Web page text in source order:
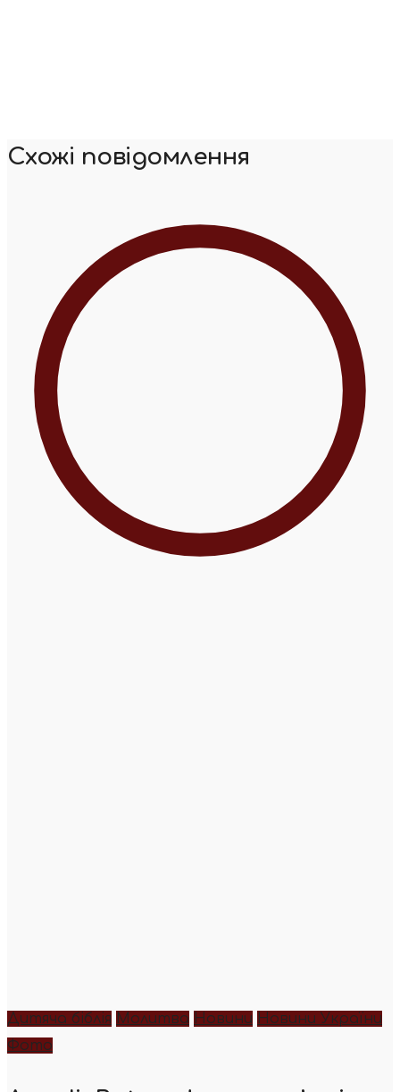
Схожі повідомлення
Дитяча біблія Молитва Новини Новини України
Фото